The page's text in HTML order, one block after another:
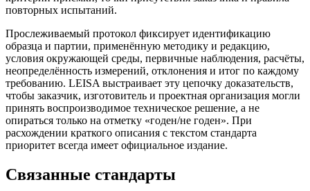
повторных испытаний.
Прослеживаемый протокол фиксирует идентификацию
образца и партии, применённую методику и редакцию,
условия окружающей среды, первичные наблюдения, расчёты,
неопределённость измерений, отклонения и итог по каждому
требованию. LEISA выстраивает эту цепочку доказательств,
чтобы заказчик, изготовитель и проектная организация могли
принять воспроизводимое техническое решение, а не
опираться только на отметку «годен/не годен». При
расхождении краткого описания с текстом стандарта
приоритет всегда имеет официальное издание.
Связанные стандарты